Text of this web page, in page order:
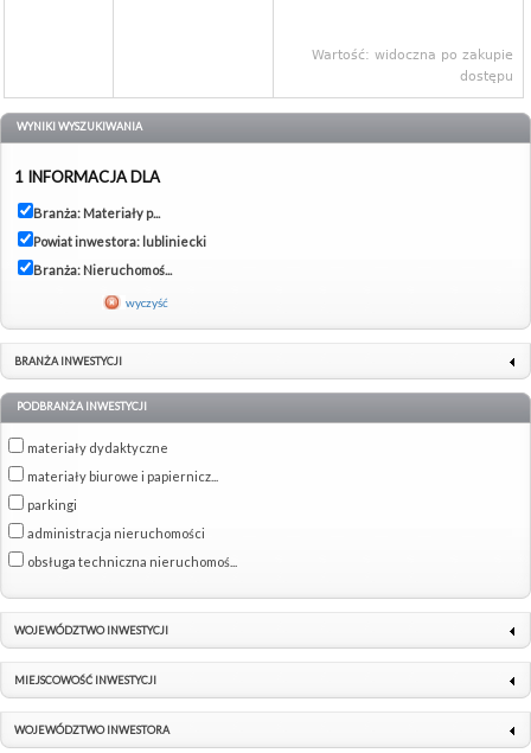
Wartość: widoczna po zakupie
dostępu
WYNIKI WYSZUKIWANIA
1 INFORMACJA DLA
Branża: Materiały p...
Powiat inwestora: lubliniecki
Branża: Nieruchomoś...
wyczyść
BRANŻA INWESTYCJI
PODBRANŻA INWESTYCJI
materiały dydaktyczne
materiały biurowe i papiernicz...
parkingi
administracja nieruchomości
obsługa techniczna nieruchomoś...
WOJEWÓDZTWO INWESTYCJI
MIEJSCOWOŚĆ INWESTYCJI
WOJEWÓDZTWO INWESTORA